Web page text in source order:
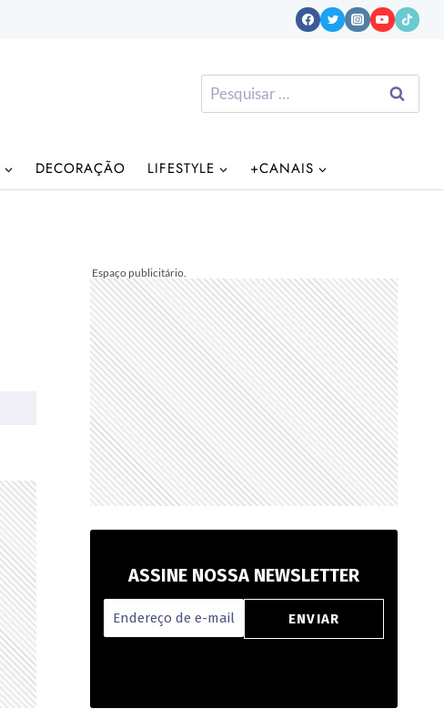
Pesquisar
por:
DECORAÇÃO LIFESTYLE +CANAIS
ASSINE NOSSA NEWSLETTER